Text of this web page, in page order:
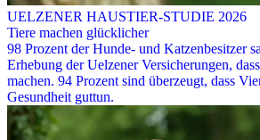
UELZENER HAUSTIER-STUDIE 2026
Tiere machen glücklicher
98 Prozent der Hunde- und Katzenbesitzer
Erhebung der Uelzener Versicherungen,
machen. 94 Prozent sind überzeugt, dass
Gesundheit guttun.